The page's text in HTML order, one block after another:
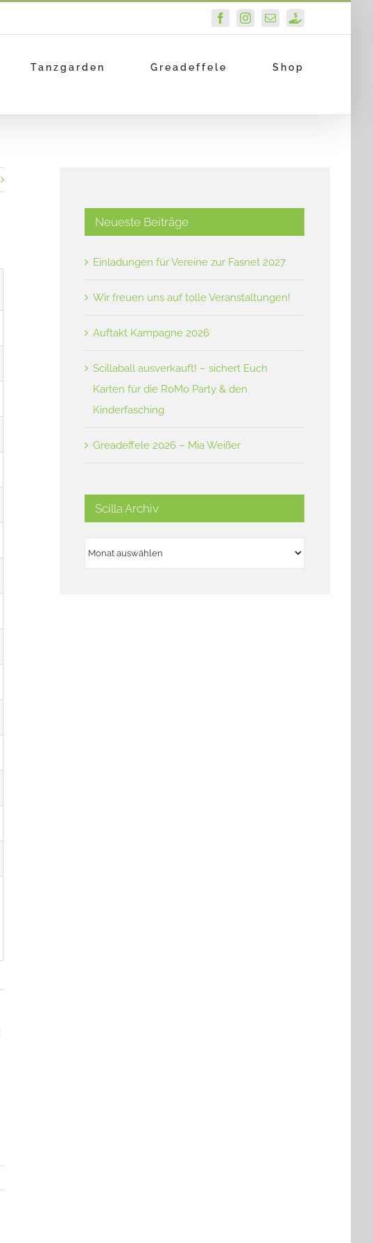
FacebookInstagram
E-
Mail
PayPal
Tanzgarden Greadeffele Shop
Neueste Beiträge
Einladungen für Vereine zur Fasnet 2027
Wir freuen uns auf tolle Veranstaltungen!
Auftakt Kampagne 2026
Scillaball ausverkauft! – sichert Euch
Karten für die RoMo Party & den
Kinderfasching
Greadeffele 2026 – Mia Weißer
Scilla Archiv
Scilla